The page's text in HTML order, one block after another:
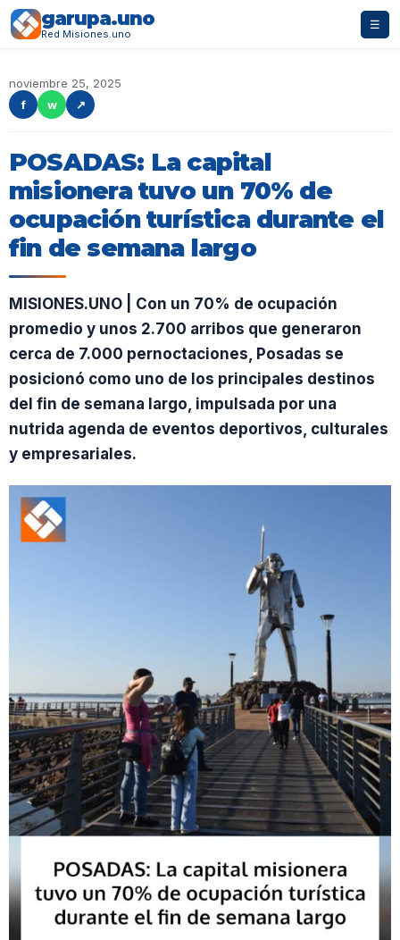
garupa.uno
Red Misiones.uno
☰
noviembre 25, 2025
f
w ↗
POSADAS: La capital
misionera tuvo un 70% de
ocupación turística durante el
fin de semana largo
MISIONES.UNO | Con un 70% de ocupación
promedio y unos 2.700 arribos que generaron
cerca de 7.000 pernoctaciones, Posadas se
posicionó como uno de los principales destinos
del fin de semana largo, impulsada por una
nutrida agenda de eventos deportivos, culturales
y empresariales.